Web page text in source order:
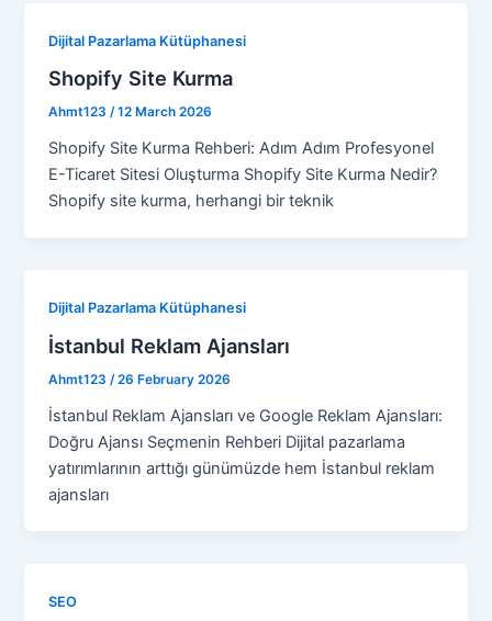
Dijital Pazarlama Kütüphanesi
Shopify Site Kurma
Ahmt123/12 March 2026
Shopify Site Kurma Rehberi: Adım Adım Profesyonel
E-Ticaret Sitesi Oluşturma Shopify Site Kurma Nedir?
Shopify site kurma, herhangi bir teknik
Dijital Pazarlama Kütüphanesi
İstanbul Reklam Ajansları
Ahmt123 /26 February 2026
İstanbul Reklam Ajansları ve Google Reklam Ajansları:
Doğru Ajansı Seçmenin Rehberi Dijital pazarlama
yatırımlarının arttığı günümüzde hem İstanbul reklam
ajansları
SEO